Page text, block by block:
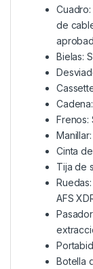
de
Bielas:
Frenos:
Cinta
Tija de
AFS
Botella